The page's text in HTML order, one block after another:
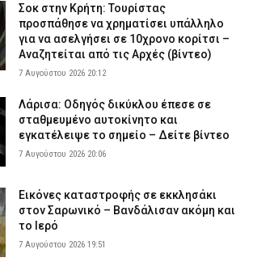
Σοκ στην Κρήτη: Τουρίστας
προσπάθησε να χρηματίσει υπάλληλο
για να ασελγήσει σε 10χρονο κορίτσι –
Αναζητείται από τις Αρχές (βίντεο)
7 Αυγούστου 2026 20:12
Λάρισα: Οδηγός δικύκλου έπεσε σε
σταθμευμένο αυτοκίνητο και
εγκατέλειψε το σημείο – Δείτε βίντεο
7 Αυγούστου 2026 20:06
Εικόνες καταστροφής σε εκκλησάκι
στον Σαρωνικό – Βανδάλισαν ακόμη και
το Ιερό
7 Αυγούστου 2026 19:51